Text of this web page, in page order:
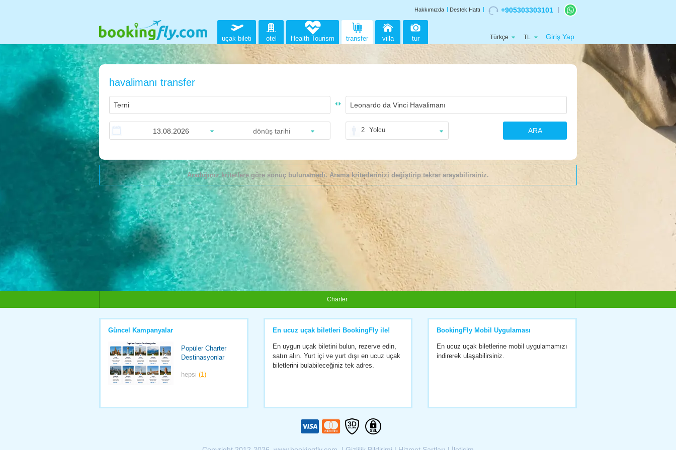
Hakkımızda Destek Hattı +905303303101
uçak bileti otel transfer villa tur
Health Tourism Türkçe TL Giriş Yap
havalimanı transfer
2 Yolcu ARA
Aradığınız kriterlere göre sonuç bulunamadı. Arama kriterlerinizi değiştirip tekrar arayabilirsiniz.
Charter
Güncel Kampanyalar
Popüler Charter
Destinasyonlar
hepsi(1)
En ucuz uçak biletleri BookingFly ile!
En uygun uçak biletini bulun, rezerve edin,
satın alın. Yurt içi ve yurt dışı en ucuz uçak
biletlerini bulabileceğiniz tek adres.
BookingFly Mobil Uygulaması
En ucuz uçak biletlerine mobil uygulamamızı
indirerek ulaşabilirsiniz.